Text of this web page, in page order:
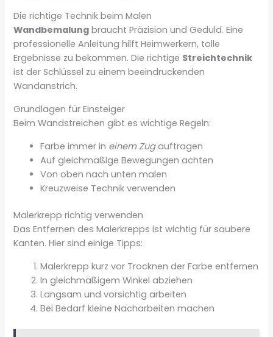
Die richtige Technik beim Malen
Wandbemalung braucht Präzision und Geduld. Eine
professionelle Anleitung hilft Heimwerkern, tolle
Ergebnisse zu bekommen. Die richtige Streichtechnik
ist der Schlüssel zu einem beeindruckenden
Wandanstrich.
Grundlagen für Einsteiger
Beim Wandstreichen gibt es wichtige Regeln:
Farbe immer in einem Zugauftragen
Auf gleichmäßige Bewegungen achten
Von oben nach unten malen
Kreuzweise Technik verwenden
Malerkrepp richtig verwenden
Das Entfernen des Malerkrepps ist wichtig für saubere
Kanten. Hier sind einige Tipps:
Malerkrepp kurz vor Trocknen der Farbe entfernen
In gleichmäßigem Winkel abziehen
Langsam und vorsichtig arbeiten
Bei Bedarf kleine Nacharbeiten machen